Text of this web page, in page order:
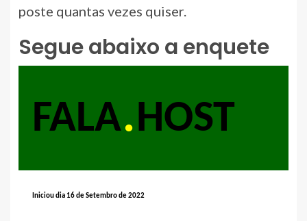
poste quantas vezes quiser.
Segue abaixo a enquete
FALA.HOST
Iniciou dia 16 de Setembro de 2022